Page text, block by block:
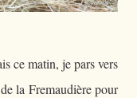
ce matin, je pars vers
la Fremaudière pour